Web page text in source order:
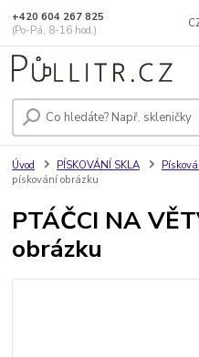
+420 604 267 825
(Po-Pá, 8-16 hod.)
Úvod PÍSKOVÁNÍ SKLA
pískování obrázku
PTÁČCI NA
obrázku